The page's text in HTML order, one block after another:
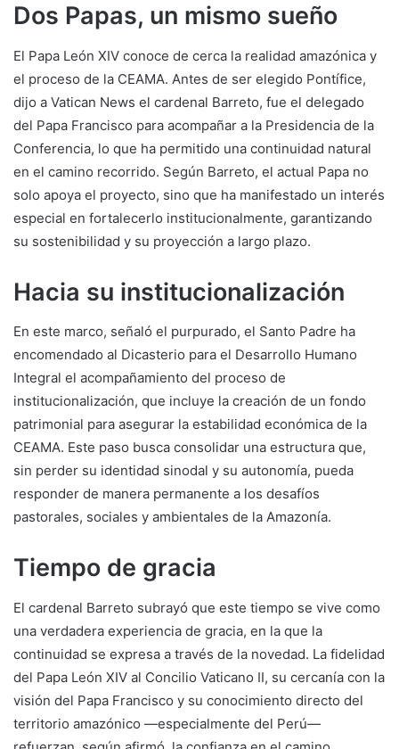
Dos Papas, un mismo sueño
El Papa León XIV conoce de cerca la realidad amazónica y
el proceso de la CEAMA. Antes de ser elegido Pontífice,
dijo a Vatican News el cardenal Barreto, fue el delegado
del Papa Francisco para acompañar a la Presidencia de la
Conferencia, lo que ha permitido una continuidad natural
en el camino recorrido. Según Barreto, el actual Papa no
solo apoya el proyecto, sino que ha manifestado un interés
especial en fortalecerlo institucionalmente, garantizando
su sostenibilidad y su proyección a largo plazo.
Hacia su institucionalización
En este marco, señaló el purpurado, el Santo Padre ha
encomendado al Dicasterio para el Desarrollo Humano
Integral el acompañamiento del proceso de
institucionalización, que incluye la creación de un fondo
patrimonial para asegurar la estabilidad económica de la
CEAMA. Este paso busca consolidar una estructura que,
sin perder su identidad sinodal y su autonomía, pueda
responder de manera permanente a los desafíos
pastorales, sociales y ambientales de la Amazonía.
Tiempo de gracia
El cardenal Barreto subrayó que este tiempo se vive como
una verdadera experiencia de gracia, en la que la
continuidad se expresa a través de la novedad. La fidelidad
del Papa León XIV al Concilio Vaticano II, su cercanía con la
visión del Papa Francisco y su conocimiento directo del
territorio amazónico —especialmente del Perú—